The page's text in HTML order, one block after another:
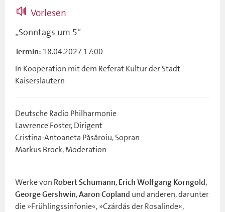
Vorlesen
„Sonntags um 5“
Termin: 18.04.2027 17:00
In Kooperation mit dem Referat Kultur der Stadt
Kaiserslautern
Deutsche Radio Philharmonie
Lawrence Foster, Dirigent
Cristina-Antoaneta Păsăroiu, Sopran
Markus Brock, Moderation
Werke von Robert Schumann, Erich Wolfgang Korngold,
George Gershwin,Aaron Copland und anderen, darunter
die »Frühlingssinfonie«, »Czárdás der Rosalinde«,